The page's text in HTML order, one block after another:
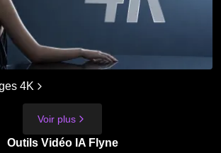
4K
Voir plus
Outils Vidéo IA Flyne